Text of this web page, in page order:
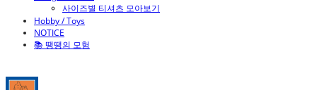
사이즈별 티셔츠 모아보기
Hobby / Toys
NOTICE
📚 땡땡의 모험